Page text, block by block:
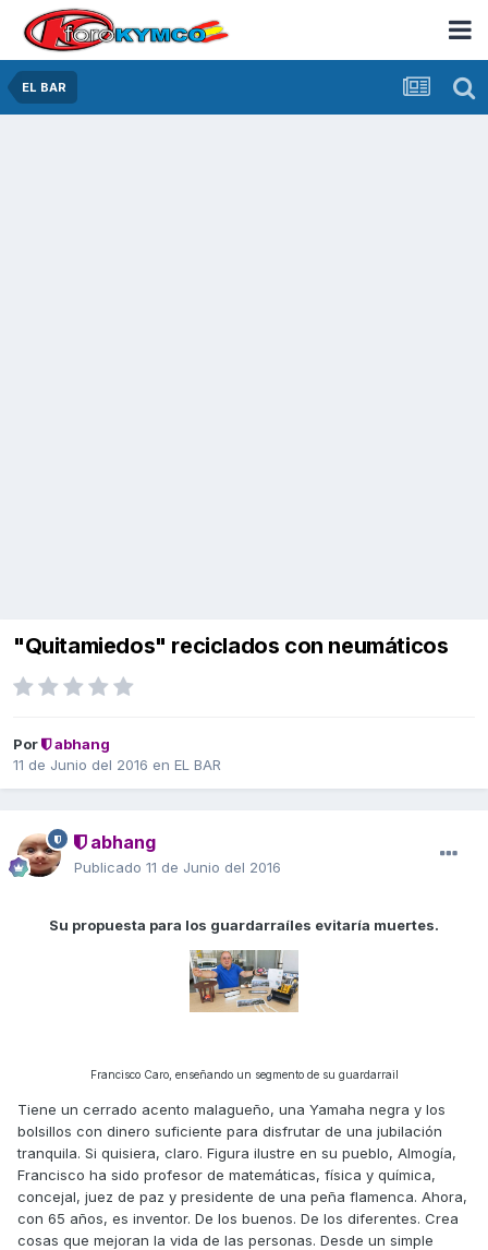
EL BAR
"Quitamiedos" reciclados con neumáticos
Por
abhang
11 de Junio del 2016 en EL BAR
abhang
Publicado 11 de Junio del 2016
Su propuesta para los guardarraíles evitaría muertes.
Francisco Caro, enseñando un segmento de su guardarrail
Tiene un cerrado acento malagueño, una Yamaha negra y los
bolsillos con dinero suficiente para disfrutar de una jubilación
tranquila. Si quisiera, claro. Figura ilustre en su pueblo, Almogía,
Francisco ha sido profesor de matemáticas, física y química,
concejal, juez de paz y presidente de una peña flamenca. Ahora,
con 65 años, es inventor. De los buenos. De los diferentes. Crea
cosas que mejoran la vida de las personas. Desde un simple